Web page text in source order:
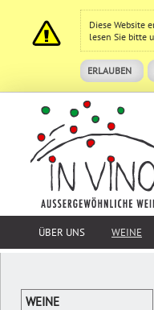
Diese Website
lesen Sie bitte
ERLAUBEN
ÜBER UNS WEINE
WEINE